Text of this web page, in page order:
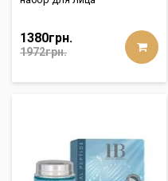
1380грн.
1972грн.